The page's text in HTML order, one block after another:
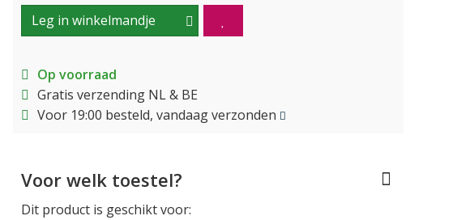
Leg in winkelmandje
Op voorraad
Gratis verzending NL & BE
Voor 19:00 besteld, vandaag verzonden
Voor welk toestel?
Dit product is geschikt voor: